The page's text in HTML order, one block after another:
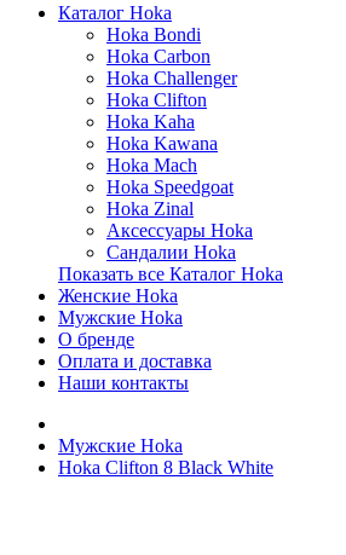
Каталог Hoka
Hoka Bondi
Hoka Carbon
Hoka Challenger
Hoka Clifton
Hoka Kaha
Hoka Kawana
Hoka Mach
Hoka Speedgoat
Hoka Zinal
Аксессуары Hoka
Сандалии Hoka
Показать все Каталог Hoka
Женские Hoka
Мужские Hoka
О бренде
Оплата и доставка
Наши контакты
Мужские Hoka
Hoka Clifton 8 Black White